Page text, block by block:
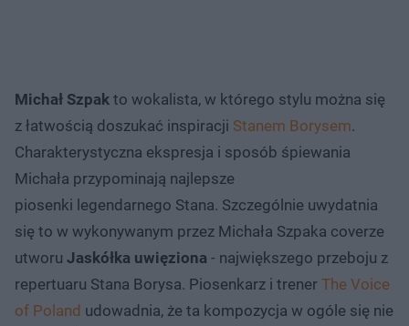
Michał Szpak to wokalista, w którego stylu można się
z łatwością doszukać inspiracji Stanem Borysem.
Charakterystyczna ekspresja i sposób śpiewania
Michała przypominają najlepsze
piosenki legendarnego Stana. Szczególnie uwydatnia
się to w wykonywanym przez Michała Szpaka coverze
utworu Jaskółka uwięziona - największego przeboju z
repertuaru Stana Borysa. Piosenkarz i trener The Voice
of Poland udowadnia, że ta kompozycja w ogóle się nie